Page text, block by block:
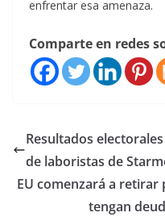
enfrentar esa amenaza.
Comparte en redes
Resultados
de laboristas de
EU comenzará a
tengan